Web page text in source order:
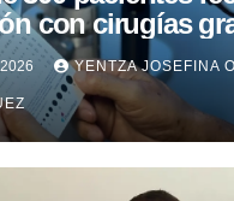
con cirugías
en Zulia
YENTZA JOSEFINA